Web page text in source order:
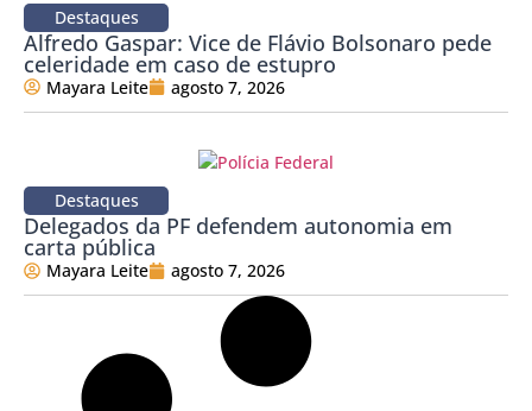
Destaques
Alfredo Gaspar: Vice de Flávio Bolsonaro pede
celeridade em caso de estupro
Mayara Leite agosto 7, 2026
Destaques
Delegados da PF defendem autonomia em
carta pública
Mayara Leite agosto 7, 2026